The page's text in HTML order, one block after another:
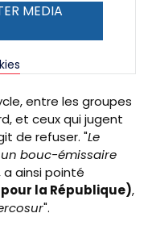
MEDIA
entre les groupes
et ceux qui jugent
de refuser. "Le
bouc-émissaire
a ainsi pointé
la République),
".